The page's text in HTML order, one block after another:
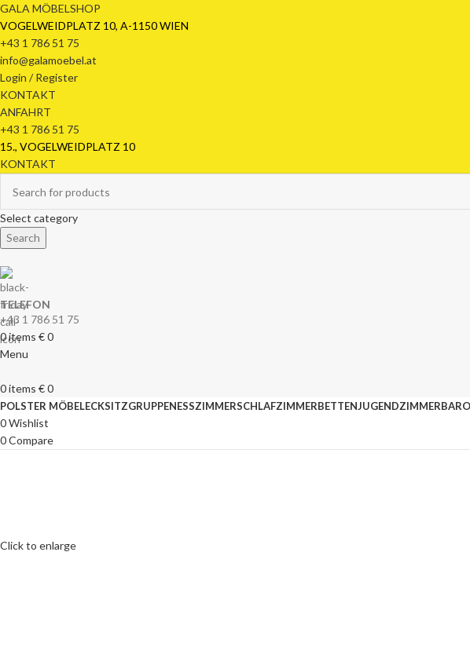
GALA MÖBELSHOP
VOGELWEIDPLATZ 10, A-1150 WIEN
+43 1 786 51 75
info@galamoebel.at
Login / Register
KONTAKT
ANFAHRT
+43 1 786 51 75
15., VOGELWEIDPLATZ 10
KONTAKT
Select category
Search
TELEFON
+43 1 786 51 75
0items €0
Menu
0items €0
POLSTER MÖBELECKSITZGRUPPENESSZIMMERSCHLAFZIMMERBETTENJUGENDZIMMER
0Wishlist
0Compare
Click to enlarge